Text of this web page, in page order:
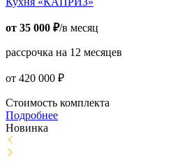
от 35 000 ₽/в месяц
рассрочка на 12 месяцев
от 420 000 ₽
Стоимость комплекта
Подробнее
Новинка